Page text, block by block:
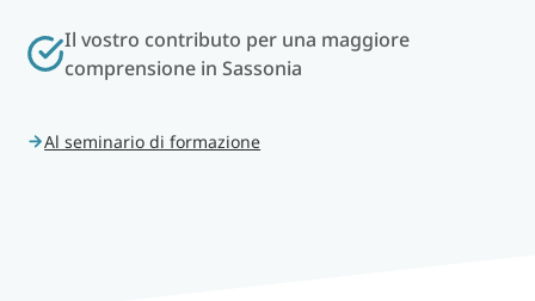
Il vostro contributo per una maggiore
comprensione in Sassonia
Al seminario di formazione